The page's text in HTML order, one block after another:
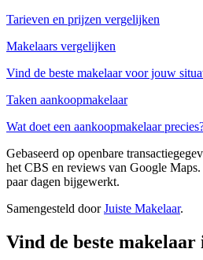
Tarieven en prijzen vergelijken
Makelaars vergelijken
Vind de beste makelaar voor jouw
Taken aankoopmakelaar
Wat doet een aankoopmakelaar
Gebaseerd op openbare
het CBS en reviews van Google
paar dagen bijgewerkt.
Samengesteld doorJuiste Makelaar.
Vind de beste